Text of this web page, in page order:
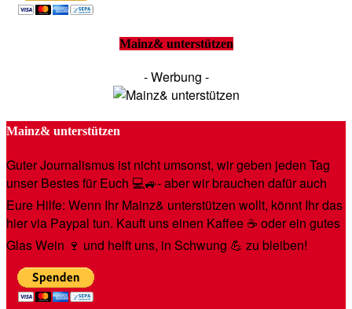
Mainz& unterstützen
- Werbung -
Mainz& unterstützen
Guter Journalismus ist nicht umsonst, wir geben jeden Tag
unser Bestes für Euch 💻🚙- aber wir brauchen dafür auch
Eure Hilfe: Wenn Ihr Mainz& unterstützen wollt, könnt Ihr das
hier via Paypal tun. Kauft uns einen Kaffee ☕️ oder ein gutes
Glas Wein 🍷 und helft uns, in Schwung 💪 zu bleiben!